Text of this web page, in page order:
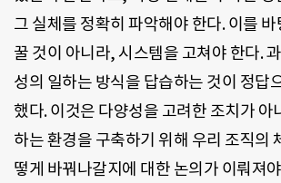
그 실체를 정확히 파악해야 한다. 이를
꿀 것이 아니라, 시스템을 고쳐야 한다.
성의 일하는 방식을 답습하는 것이 정답
했다. 이것은 다양성을 고려한 조치가 아
하는 환경을 구축하기 위해 우리 조직의
떻게 바꿔나갈지에 대한 논의가 이뤄져